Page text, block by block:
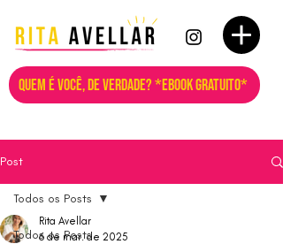
QUEM É VOCÊ, DE VERDADE? *EBOOK GRATUITO*
Post
Todos os Posts
Todos os Posts
Rita Avellar
6 de mar. de 2025